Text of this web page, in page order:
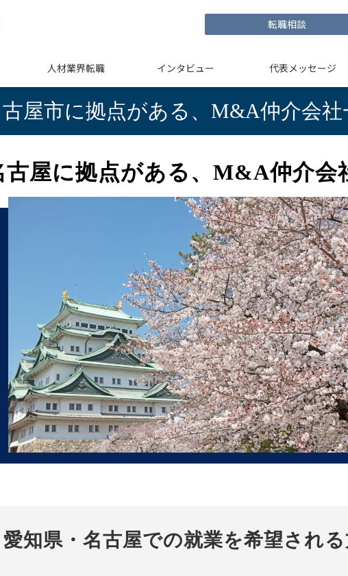
転職相談
人材業界転職 インタビュー 代表メッセージ
屋市に拠点がある、M&A仲介会
古屋に拠点がある、M&A仲介会
愛知県・名古屋での就業を希望され